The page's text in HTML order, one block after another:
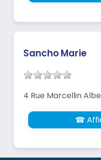
Sancho Marie
4 Rue Marcellin
☎